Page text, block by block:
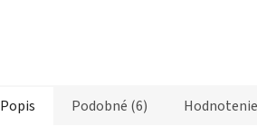
Popis Podobné (6) Hodnotenie